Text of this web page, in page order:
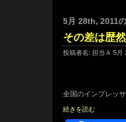
5月 28th, 2011
その差は歴然
投稿者名: 担当Ａ 5月
全国のインプレッ
続きを読む